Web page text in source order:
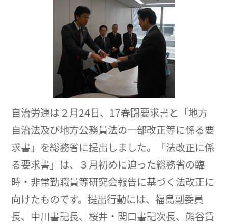
自治労連は２月24日、17春闘要求書と「地方
自治法及び地方公務員法の一部改正等に係る要
求書」を総務省に提出しました。「法改正に係
る要求書」は、３月初めに迫った総務省の臨
時・非常勤職員等研究会報告に基づく法改正に
向けたものです。提出行動には、福島副委員
長、中川書記長、桜井・関口書記次長、熊谷賃